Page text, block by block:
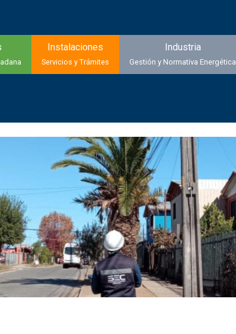
Instalaciones
Servicios y Trámites
Industria
Gestión y Normativa Energética